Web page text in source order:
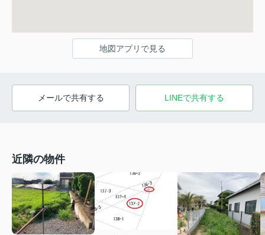
地図アプリで見る
メールで共有する LINEで共有する
近隣の物件